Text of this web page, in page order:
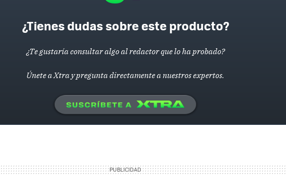
¿Tienes dudas sobre este producto?
¿Te gustaría consultar algo al redactor que lo ha probado?
Únete a Xtra y pregunta directamente a nuestros expertos.